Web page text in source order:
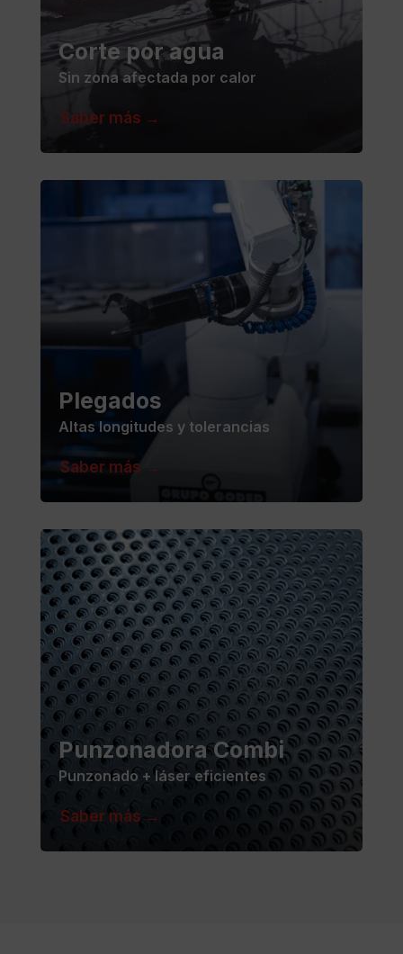
Corte por agua
Sin zona afectada por calor
Saber más →
Plegados
Altas longitudes y tolerancias
Saber más →
Punzonadora Combi
Punzonado + láser eficientes
Saber más →